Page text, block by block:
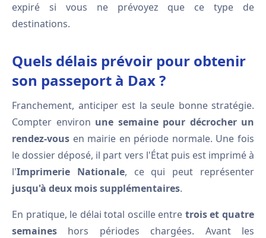
expiré si vous ne prévoyez que ce type de
destinations.
Quels délais prévoir pour obtenir
son passeport à Dax ?
Franchement, anticiper est la seule bonne stratégie.
Compter environ une semaine pour décrocher un
rendez-vous en mairie en période normale. Une fois
le dossier déposé, il part vers l'État puis est imprimé à
l'Imprimerie Nationale, ce qui peut représenter
jusqu'à deux mois supplémentaires.
En pratique, le délai total oscille entre trois et quatre
semaines hors périodes chargées. Avant les